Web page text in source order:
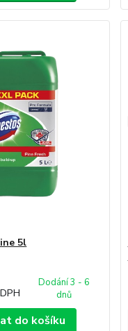
5l
Dodání 3 - 6
dnů
do košíku